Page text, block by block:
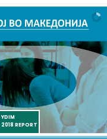
YDIM
2018 REPORT